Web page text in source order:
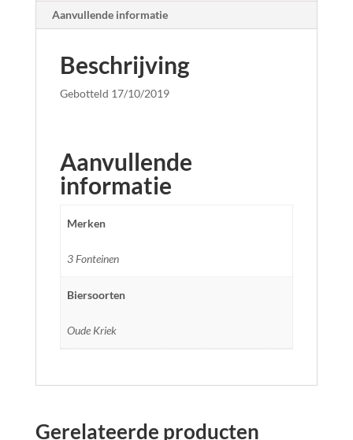
Aanvullende informatie
Beschrijving
Gebotteld 17/10/2019
Aanvullende
informatie
Merken
3 Fonteinen
Biersoorten
Oude Kriek
Gerelateerde producten